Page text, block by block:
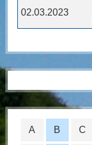
02.03.2023
A B C